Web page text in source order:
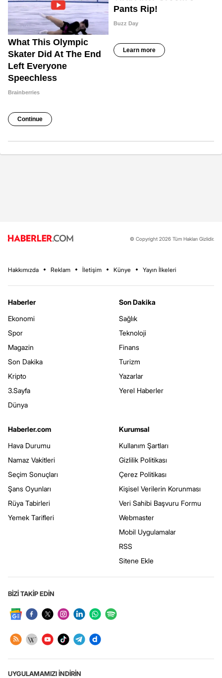
© Copyright 2026 Tüm Hakları Gizlidir.
Hakkımızda Reklam İletişim Künye Yayın İlkeleri
Haberler
Ekonomi
Spor
Magazin
Son Dakika
Kripto
3.Sayfa
Dünya
Son Dakika
Sağlık
Teknoloji
Finans
Turizm
Yazarlar
Yerel Haberler
Haberler.com
Hava Durumu
Namaz Vakitleri
Seçim Sonuçları
Şans Oyunları
Rüya Tabirleri
Yemek Tarifleri
Kurumsal
Kullanım Şartları
Gizlilik Politikası
Çerez Politikası
Kişisel Verilerin Korunması
Veri Sahibi Başvuru Formu
Webmaster
Mobil Uygulamalar
RSS
Sitene Ekle
BİZİ TAKİP EDİN
UYGULAMAMIZI İNDİRİN